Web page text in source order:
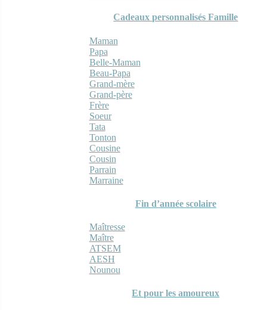
Cadeaux personnalisés Famille
Maman
Papa
Belle-Maman
Beau-Papa
Grand-mère
Grand-père
Frère
Soeur
Tata
Tonton
Cousine
Cousin
Parrain
Marraine
Fin d’année scolaire
Maîtresse
Maître
ATSEM
AESH
Nounou
Et pour les amoureux